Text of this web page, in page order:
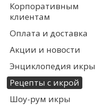
Корпоративным
клиентам
Оплата и доставка
Акции и новости
Энциклопедия икры
Рецепты с икрой
Шоу-рум икры